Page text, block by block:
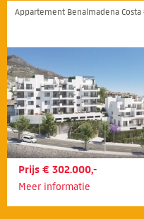
Appartement Benalmadena Costa
Prijs € 302.000,-
Meer informatie